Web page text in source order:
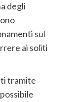
degli
sul
ai soliti
tramite